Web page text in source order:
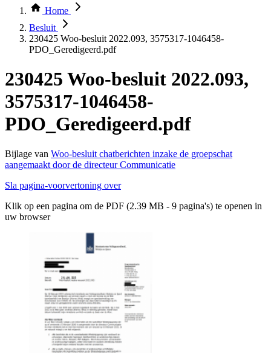
Thema COVID-19
Bekijk per bestuursorgaan
Home
Besluit
230425 Woo-besluit 2022.093, 3575317-1046458-
PDO_Geredigeerd.pdf
230425 Woo-besluit 2022.093,
3575317-1046458-
PDO_Geredigeerd.pdf
Bijlage van Woo-besluit chatberichten inzake de groepschat
aangemaakt door de directeur Communicatie
Sla pagina-voorvertoning over
Klik op een pagina om de PDF (2.39 MB - 9 pagina's) te openen in
uw browser